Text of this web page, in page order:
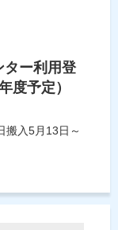
ター利用登
度予定）
搬入5月13日～